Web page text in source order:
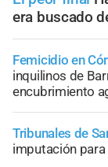
era buscado
Femicidio en
inquilinos de
encubrimiento
Tribunales de
imputación